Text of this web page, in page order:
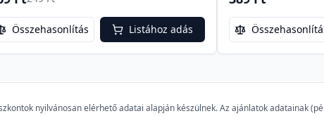
Összehasonlítás Listához adás
nyilvánosan elérhető adatai alapján készülnek. Az ajánlatok adatainak